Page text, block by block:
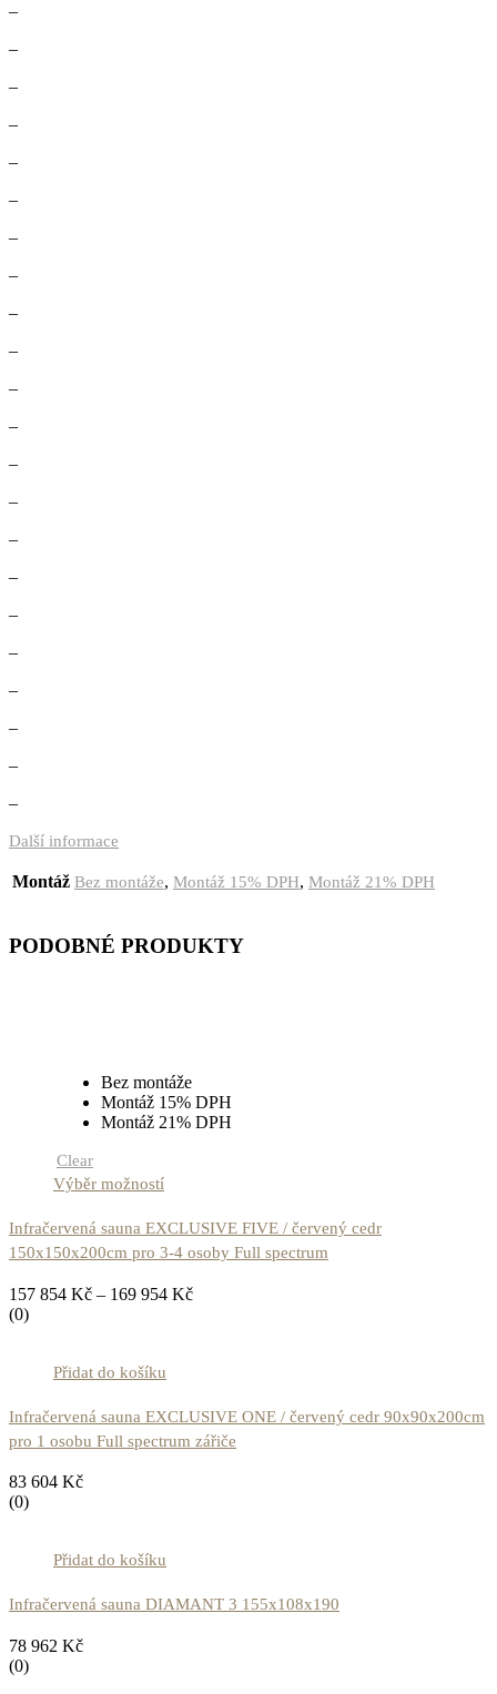
–
–
–
–
–
–
–
–
–
–
–
–
–
–
–
–
–
–
–
–
–
–
Další informace
Montáž Bez montáže, Montáž 15% DPH, Montáž 21% DPH
PODOBNÉ PRODUKTY
Bez montáže
Montáž 15% DPH
Montáž 21% DPH
Clear
Výběr možností
Infračervená sauna EXCLUSIVE FIVE / červený cedr
150x150x200cm pro 3-4 osoby Full spectrum
157 854 Kč – 169 954 Kč
(0)
Přidat do košíku
Infračervená sauna EXCLUSIVE ONE / červený cedr 90x90x200cm
pro 1 osobu Full spectrum zářiče
83 604 Kč
(0)
Přidat do košíku
Infračervená sauna DIAMANT 3 155x108x190
78 962 Kč
(0)